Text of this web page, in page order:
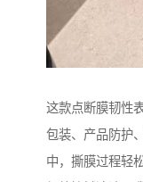
这款点断膜韧性
包装、产品防护
中，撕膜过程轻